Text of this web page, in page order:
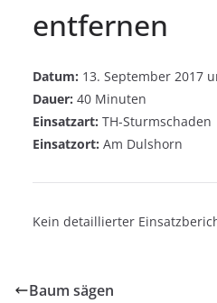
entfernen
Datum: 13. September 2017
Dauer: 40 Minuten
Einsatzart: TH-Sturmschaden
Einsatzort: Am Dulshorn
Kein detaillierter
Baum sägen